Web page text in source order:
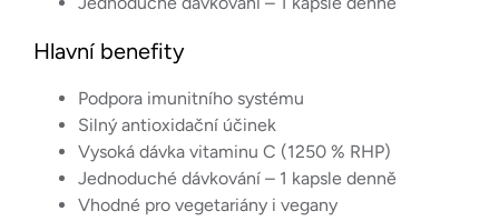
Hlavní benefity
Podpora imunitního systému
Silný antioxidační účinek
Vysoká dávka vitaminu C (1250 % RHP)
Jednoduché dávkování – 1 kapsle denně
Vhodné pro vegetariány i vegany